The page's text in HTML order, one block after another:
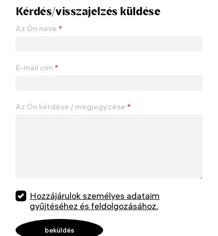
Kérdés/visszajelzés küldése
Az Ön neve *
E-mail cím *
Az Ön kérdése / megjegyzése *
Hozzájárulok személyes adataim
gyűjtéséhez és feldolgozásához.